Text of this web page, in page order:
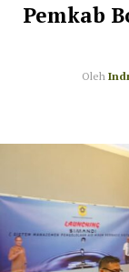
Pemkab
Oleh